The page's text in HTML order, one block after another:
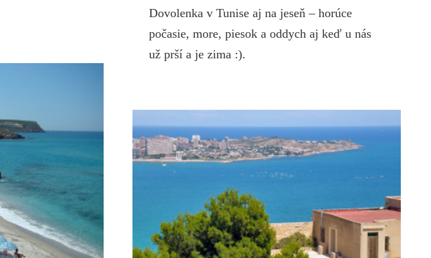
Dovolenka v Tunise aj na jeseň – horúce
počasie, more, piesok a oddych aj keď u nás
už prší a je zima :).